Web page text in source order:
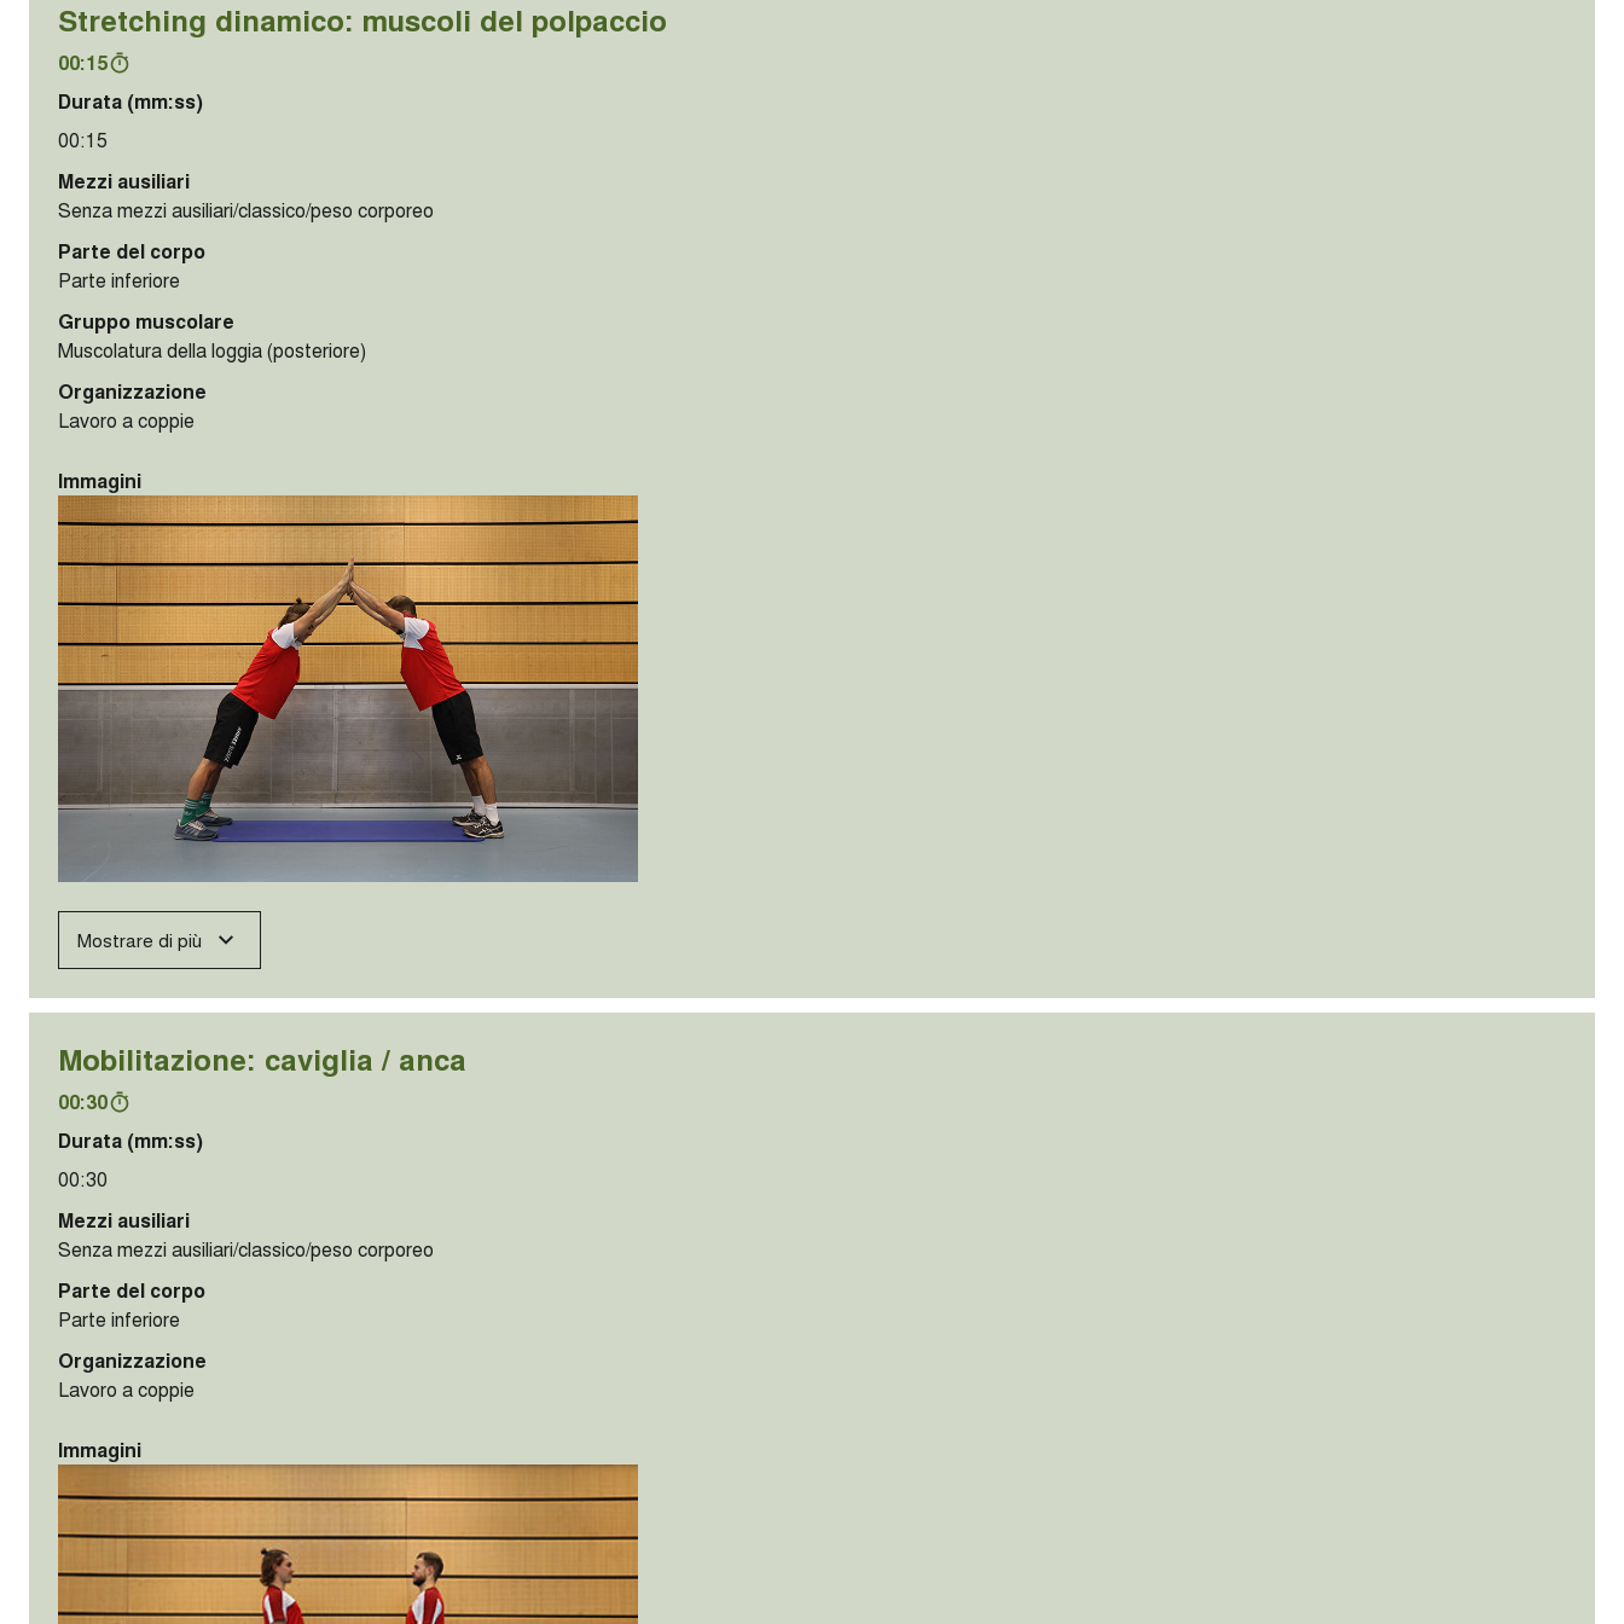
Stretching dinamico: muscoli del polpaccio
00:15
Durata (mm:ss)
00:15
Mezzi ausiliari
Senza mezzi ausiliari/classico/peso corporeo
Parte del corpo
Parte inferiore
Gruppo muscolare
Muscolatura della loggia (posteriore)
Organizzazione
Lavoro a coppie
Immagini
Mostrare di più
Mobilitazione: caviglia / anca
00:30
Durata (mm:ss)
00:30
Mezzi ausiliari
Senza mezzi ausiliari/classico/peso corporeo
Parte del corpo
Parte inferiore
Organizzazione
Lavoro a coppie
Immagini